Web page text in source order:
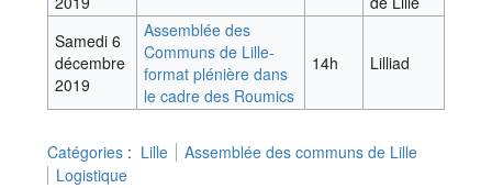
Samedi 6
décembre
2019
Assemblée des
Communs de Lille-
format plénière dans
le cadre des Roumics
14h Lilliad
Catégories : Lille
Assemblée des communs de Lille
Logistique